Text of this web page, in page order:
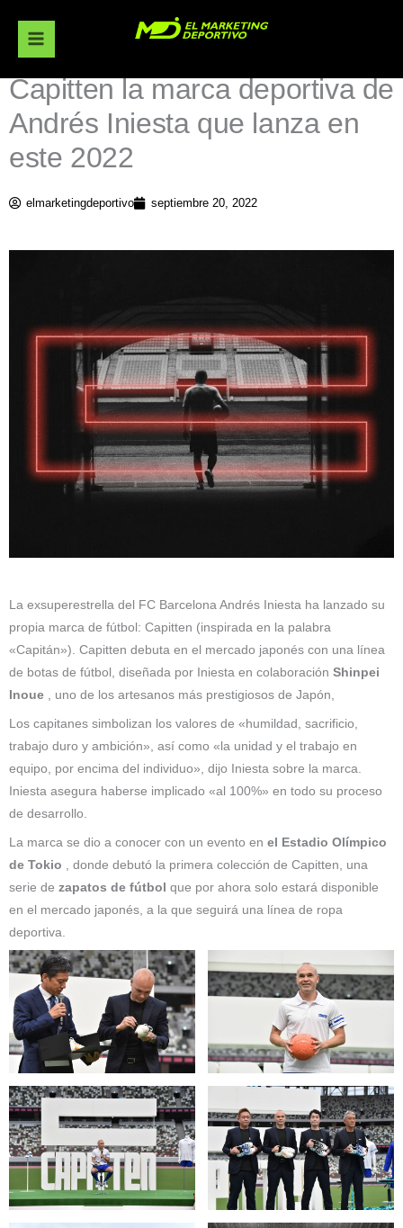
contenido
Capitten la marca deportiva de
Andrés Iniesta que lanza en
este 2022
elmarketingdeportivo septiembre 20, 2022
La exsuperestrella del FC Barcelona Andrés Iniesta ha lanzado su
propia marca de fútbol: Capitten (inspirada en la palabra
«Capitán»). Capitten debuta en el mercado japonés con una línea
de botas de fútbol, ​​diseñada por Iniesta en colaboración Shinpei
Inoue , uno de los artesanos más prestigiosos de Japón,
Los capitanes simbolizan los valores de «humildad, sacrificio,
trabajo duro y ambición», así como «la unidad y el trabajo en
equipo, por encima del individuo», dijo Iniesta sobre la marca.
Iniesta asegura haberse implicado «al 100%» en todo su proceso
de desarrollo.
La marca se dio a conocer con un evento en el Estadio Olímpico
de Tokio , donde debutó la primera colección de Capitten, una
serie de zapatos de fútbol que por ahora solo estará disponible
en el mercado japonés, a la que seguirá una línea de ropa
deportiva.